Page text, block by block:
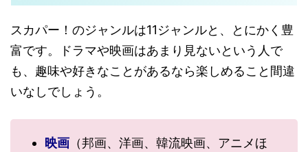
スカパー！のジャンルは11ジャンルと、とにかく豊
富です。ドラマや映画はあまり見ないという人で
も、趣味や好きなことがあるなら楽しめること間違
いなしでしょう。
映画 （邦画、洋画、韓流映画、アニメほ